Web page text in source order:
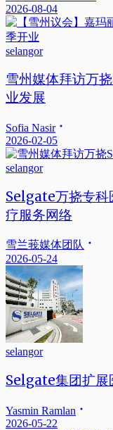
2026-08-04
selangor
雪州媒体拜访万
业发展
Sofia Nasir
2026-02-05
selangor
Selgate万挠专科
疗服务网络
雪兰莪媒体团队
2026-05-24
selangor
Selgate集团扩展
Yasmin Ramlan
2026-05-22